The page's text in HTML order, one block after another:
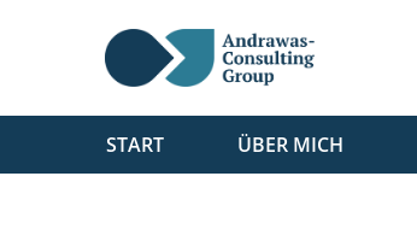
START ÜBER MICH